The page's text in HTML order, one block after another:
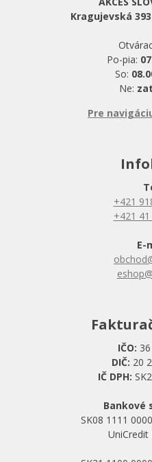
Kragujevská
Po-pia:
So:
Ne:
Pre
+421
+421
E-
IČO:
DIČ: 20
IČ DPH:
Bankové
SK08 1111
UniCredit